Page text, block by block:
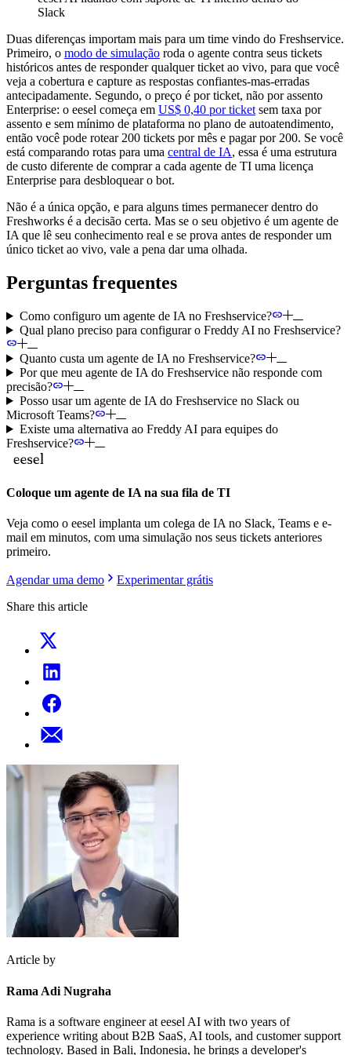
Slack
Duas diferenças importam mais para um time vindo do Freshservice.
Primeiro, o modo de simulação roda o agente contra seus tickets
históricos antes de responder qualquer ticket ao vivo, para que você
veja a cobertura e capture as respostas confiantes-mas-erradas
antecipadamente. Segundo, o preço é por ticket, não por assento
Enterprise: o eesel começa em US$ 0,40 por ticket sem taxa por
assento e sem mínimo de plataforma no plano de autoatendimento,
então você pode rotear 200 tickets por mês e pagar por 200. Se você
está comparando rotas para uma central de IA, essa é uma estrutura
de custo diferente de comprar a cada agente de TI uma licença
Enterprise para desbloquear o bot.
Não é a única opção, e para alguns times permanecer dentro do
Freshworks é a decisão certa. Mas se o seu objetivo é um agente de
IA que lê seu conhecimento real e se prova antes de responder um
único ticket ao vivo, vale a pena dar uma olhada.
Perguntas frequentes
Como configuro um agente de IA no Freshservice?
Qual plano preciso para configurar o Freddy AI no Freshservice?
Quanto custa um agente de IA no Freshservice?
Por que meu agente de IA do Freshservice não responde com
precisão?
Posso usar um agente de IA do Freshservice no Slack ou
Microsoft Teams?
Existe uma alternativa ao Freddy AI para equipes do
Freshservice?
Coloque um agente de IA na sua fila de TI
Veja como o eesel implanta um colega de IA no Slack, Teams e e-
mail em minutos, com uma simulação nos seus tickets anteriores
primeiro.
Agendar uma demo
Experimentar grátis
Share this article
Article by
Rama Adi Nugraha
Rama is a software engineer at eesel AI with two years of
experience writing about B2B SaaS, AI tools, and customer support
technology. Based in Bali, Indonesia, he brings a developer's